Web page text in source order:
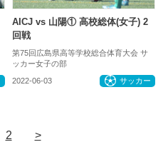
AICJ vs 山陽① 高校総体(女子) 2
回戦
第75回広島県高等学校総合体育大会 サ
ッカー女子の部
2022-06-03 サッカー
2 >